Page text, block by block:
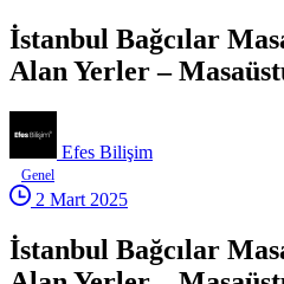
İstanbul Bağcılar
Alan Yerler –
Efes Bilişim
Genel
2 Mart 2025
İstanbul Bağcılar